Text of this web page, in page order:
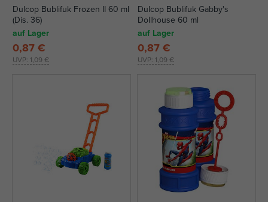
Dulcop Bublifuk Frozen II 60 ml
(Dis. 36)
auf Lager
UVP: 1,09 €
0,87 €
Dulcop Bublifuk Gabby's
Dollhouse 60 ml
auf Lager
UVP: 1,09 €
0,87 €